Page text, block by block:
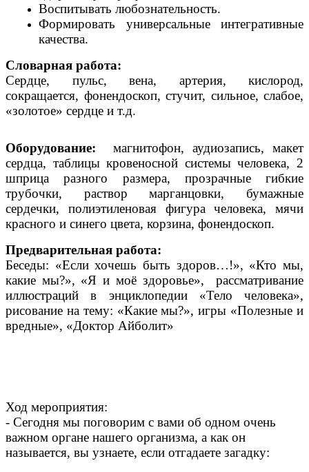
Воспитывать любознательность.
Формировать универсальные интегративные
качества.
Словарная работа:
Сердце, пульс, вена, артерия, кислород,
сокращается, фонендоскоп, стучит, сильное, слабое,
«золотое» сердце и т.д.
Оборудование: магнитофон, аудиозапись, макет
сердца, таблицы кровеносной системы человека, 2
шприца разного размера, прозрачные гибкие
трубочки, раствор марганцовки, бумажные
сердечки, полиэтиленовая фигура человека, мячи
красного и синего цвета, корзина, фонендоскоп.
Предварительная работа:
Беседы: «Если хочешь быть здоров…!», «Кто мы,
какие мы?», «Я и моё здоровье», рассматривание
иллюстраций в энциклопедии «Тело человека»,
рисование на тему: «Какие мы?», игры «Полезные и
вредные», «Доктор Айболит»
Ход мероприятия:
- Сегодня мы поговорим с вами об одном очень
важном органе нашего организма, а как он
называется, вы узнаете, если отгадаете загадку: